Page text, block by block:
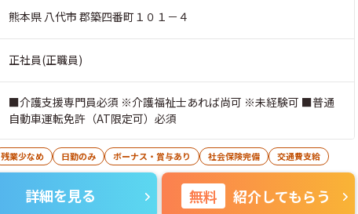
熊本県 八代市 郡築四番町１０１－４
正社員(正職員)
■介護支援専門員必須 ※介護福祉士あれば尚可 ※未経験可 ■普通
自動車運転免許（AT限定可）必須
残業少なめ 日勤のみ ボーナス・賞与あり 社会保険完備 交通費支給
詳細を見る 無料 紹介してもらう